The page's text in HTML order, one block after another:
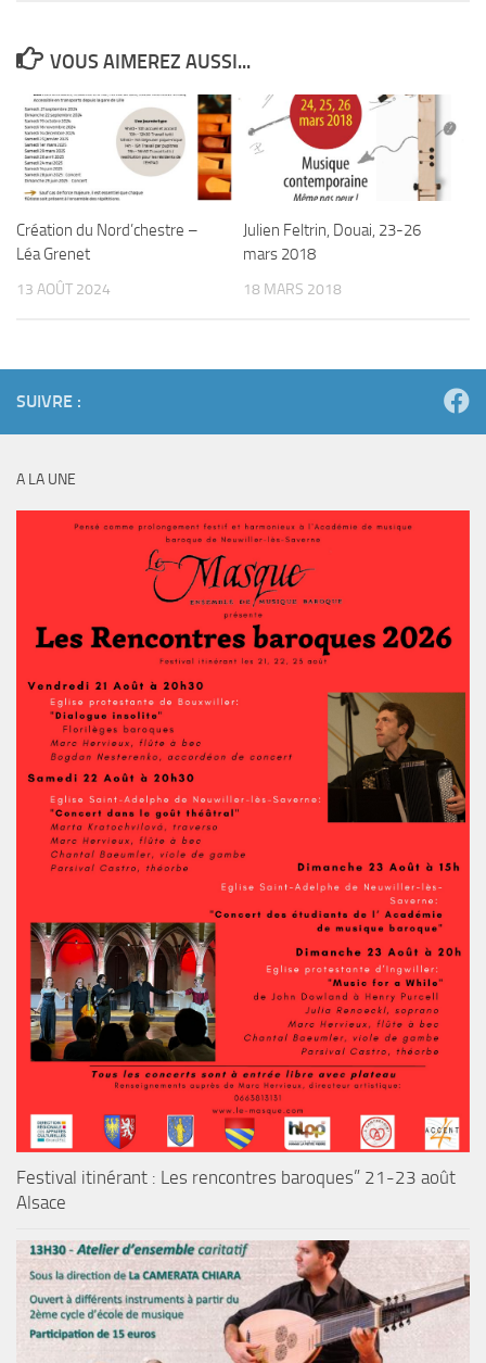
VOUS AIMEREZ AUSSI...
Création du Nord’chestre –
Léa Grenet
13 AOÛT 2024
Julien Feltrin, Douai, 23-26
mars 2018
18 MARS 2018
SUIVRE :
A LA UNE
Festival itinérant : Les rencontres baroques” 21-23 août
Alsace